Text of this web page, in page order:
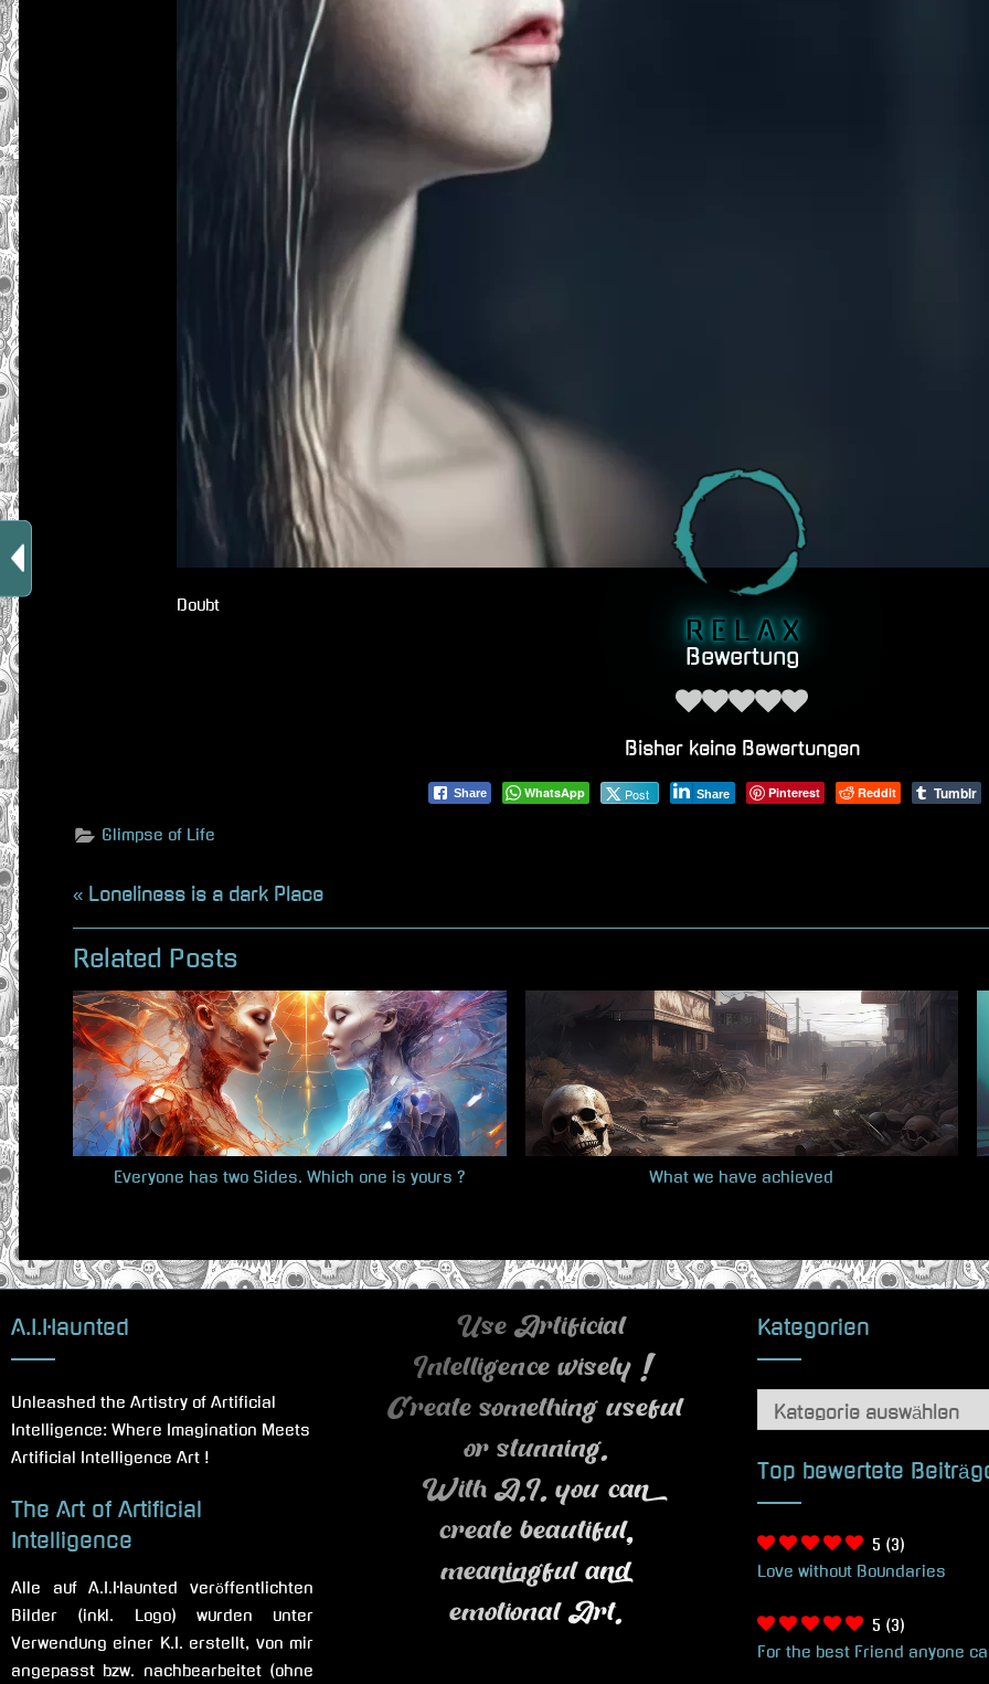
R E L A X
Doubt
Bewertung
Bisher keine Bewertungen
Share WhatsApp Post Share Pinterest Reddit Tumblr
Glimpse of Life
Beitragsnavigation
P
r
e
v
i
o
u
s
P
:
Loneliness is a dark Place
Related Posts
Everyone has two Sides. Which one is yours ? What we have achieved
A.I.Haunted
Unleashed the Artistry of Artificial
Intelligence: Where Imagination Meets
Artificial Intelligence Art !
The Art of Artificial
Intelligence
Alle auf A.I.Haunted veröffentlichten
Bilder (inkl. Logo) wurden unter
Verwendung einer K.I. erstellt, von mir
angepasst bzw. nachbearbeitet (ohne
Use Artificial
Intelligence wisely !
Create something useful
or stunning.
With A.I. you can
create beautiful,
meaningful and
emotional Art.
Kategorien
Kategorien
Top bewertete
5 (3)
Love without Boundaries
5 (3)
For the best Friend anyone